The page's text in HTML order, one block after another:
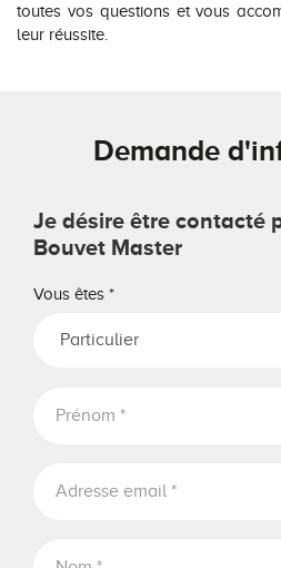
toutes vos questions et vous
leur réussite.
Demande
Je désire être contacté
Bouvet Master
Vous êtes *